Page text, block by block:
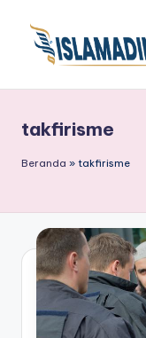
takfirisme
Beranda » takfirisme